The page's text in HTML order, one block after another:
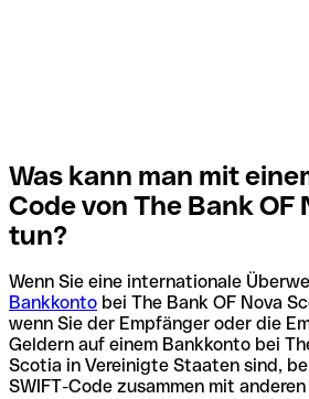
Was kann man mit
Code von The Bank OF
tun?
Wenn Sie eine internationale
Bankkonto bei The Bank OF Nova
wenn Sie der Empfänger oder die
Geldern auf einem Bankkonto bei
Scotia in Vereinigte Staaten sind,
SWIFT-Code zusammen mit